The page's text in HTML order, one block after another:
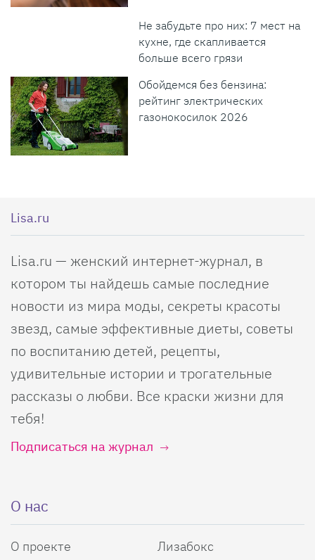
Не забудьте про них: 7 мест на
кухне, где скапливается
больше всего грязи
Обойдемся без бензина:
рейтинг электрических
газонокосилок 2026
Lisa.ru
Lisa.ru — женский интернет-журнал, в
котором ты найдешь самые последние
новости из мира моды, секреты красоты
звезд, самые эффективные диеты, советы
по воспитанию детей, рецепты,
удивительные истории и трогательные
рассказы о любви. Все краски жизни для
тебя!
Подписаться на журнал
О нас
О проекте
Лизабокс